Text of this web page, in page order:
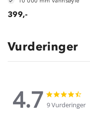
399,-
Vurderinger
4.7
4.7
star
rating
star
9 Vurderinger